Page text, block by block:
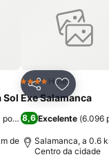
aos favoritos
Sol
pontuações)
de
Partilhar
4 EstrelasHotel
Exe Salamanca
8,6 Excelente (6.096
Salamanca, a 0.6
Centro da cidade